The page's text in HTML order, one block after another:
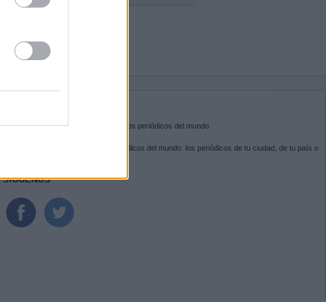
Kiosko.netes la puerta de entrada a los periódicos del mundo.
Navega por las portadas de los periódicos del mundo: los periódicos de tu ciudad, de tu país o
SÍGUENOS